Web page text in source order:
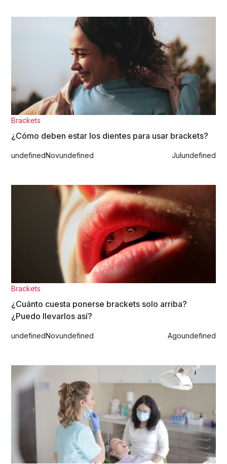
Brackets
¿Cómo deben estar los dientes para usar brackets?
undefinedNovundefined Julundefined
Brackets
¿Cuánto cuesta ponerse brackets solo arriba?
¿Puedo llevarlos así?
undefinedNovundefined Agoundefined